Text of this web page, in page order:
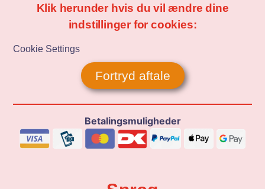
Klik herunder hvis du vil ændre dine
indstillinger for cookies:
Cookie Settings
Fortryd aftale
Betalingsmuligheder